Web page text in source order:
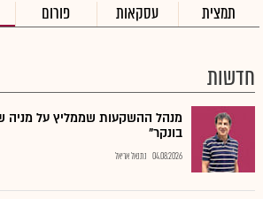
תמצית עסקאות פורום
חדשות
מנהל ההשקעות שממליץ על מניה
בונקר"
04.08.2026 נתנאל אריאל